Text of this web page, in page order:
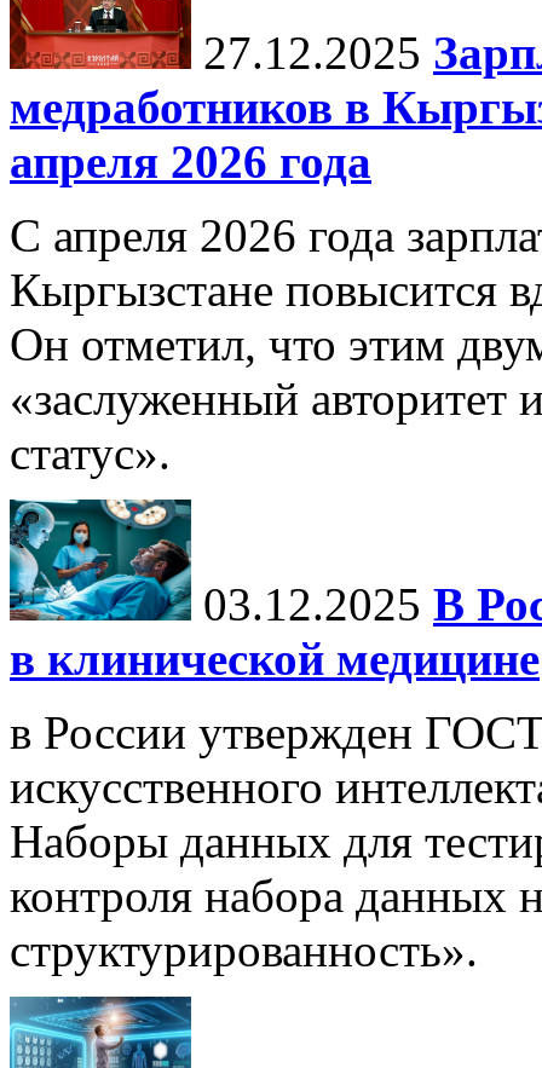
27.12.2025
медработников в
апреля 2026 года
С апреля 2026 года
Кыргызстане повысится
Он отметил, что этим
«заслуженный
статус».
03.12.2025 В
в клинической медицине
в России утвержден
искусственного
Наборы данных для
контроля набора данных
структурированность».